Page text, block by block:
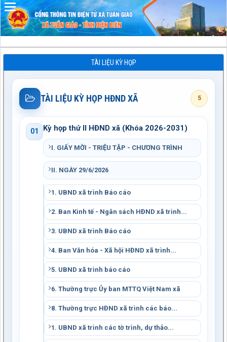
TÀI LIỆU KỲ HỌP
TÀI LIỆU KỲ HỌP HĐND XÃ 5
01 Kỳ họp thứ II HĐND xã (Khóa 2026-2031)
I. GIẤY MỜI - TRIỆU TẬP - CHƯƠNG TRÌNH
II. NGÀY 29/6/2026
1. UBND xã trình Báo cáo
2. Ban Kinh tế - Ngân sách HĐND xã trình...
3. UBND xã trình Báo cáo
4. Ban Văn hóa - Xã hội HĐND xã trình...
5. UBND xã trình báo cáo
6. Thường trực Ủy ban MTTQ Việt Nam xã
8. Thường trực HĐND xã trình các báo...
1. UBND xã trình các tờ trình, dự thảo...
Đã kết nối EMC